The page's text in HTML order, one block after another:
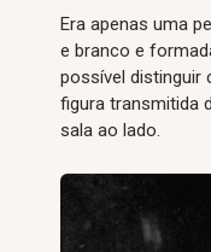
Era apenas uma
e branco e
possível distinguir
figura transmitida
sala ao lado.